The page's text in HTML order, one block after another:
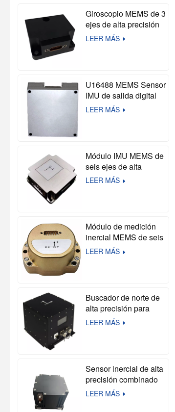
Giroscopio MEMS de 3
ejes de alta precisión
M3G-210 (compatible
LEER MÁS
U16488 MEMS Sensor
IMU de salida digital
de alta precisión
autónomos
LEER MÁS
Módulo IMU MEMS de
seis ejes de alta
precisión U503
LEER MÁS
Módulo de medición
inercial MEMS de seis
ejes de alta precisión
LEER MÁS
Buscador de norte de
alta precisión para
cartografía de
LEER MÁS
Sensor inercial de alta
precisión combinado
con acelerómetro de
LEER MÁS